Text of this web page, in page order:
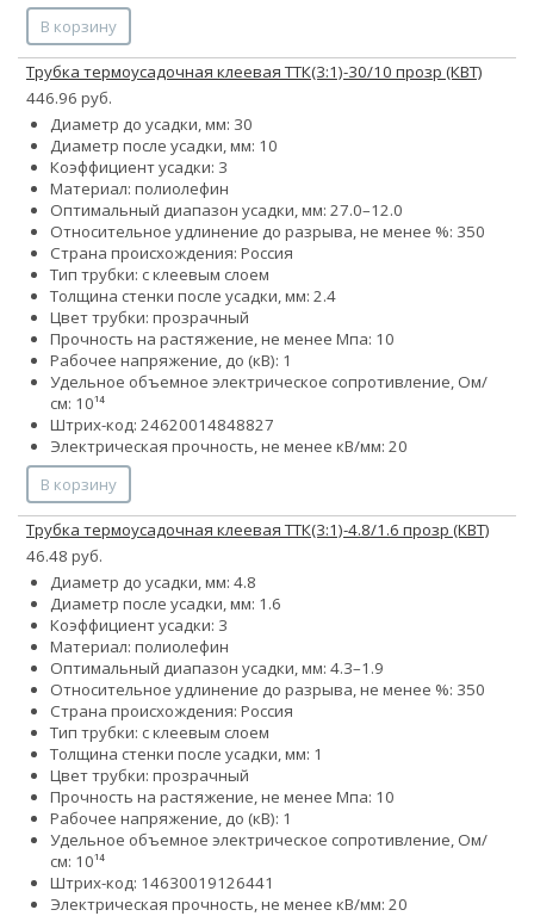
В корзину
Трубка термоусадочная клеевая ТТК(3:1)-30/10 прозр (КВТ)
446.96 руб.
Диаметр до усадки, мм: 30
Диаметр после усадки, мм: 10
Коэффициент усадки: 3
Материал: полиолефин
Оптимальный диапазон усадки, мм: 27.0–12.0
Относительное удлинение до разрыва, не менее %: 350
Страна происхождения: Россия
Тип трубки: с клеевым слоем
Толщина стенки после усадки, мм: 2.4
Цвет трубки: прозрачный
Прочность на растяжение, не менее Мпа: 10
Рабочее напряжение, до (кВ): 1
Удельное объемное электрическое сопротивление, Ом/
см: 10¹⁴
Штрих-код: 24620014848827
Электрическая прочность, не менее кВ/мм: 20
В корзину
Трубка термоусадочная клеевая ТТК(3:1)-4.8/1.6 прозр (КВТ)
46.48 руб.
Диаметр до усадки, мм: 4.8
Диаметр после усадки, мм: 1.6
Коэффициент усадки: 3
Материал: полиолефин
Оптимальный диапазон усадки, мм: 4.3–1.9
Относительное удлинение до разрыва, не менее %: 350
Страна происхождения: Россия
Тип трубки: с клеевым слоем
Толщина стенки после усадки, мм: 1
Цвет трубки: прозрачный
Прочность на растяжение, не менее Мпа: 10
Рабочее напряжение, до (кВ): 1
Удельное объемное электрическое сопротивление, Ом/
см: 10¹⁴
Штрих-код: 14630019126441
Электрическая прочность, не менее кВ/мм: 20